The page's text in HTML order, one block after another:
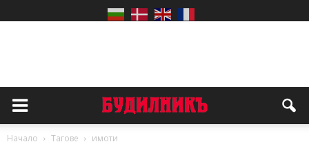
Начало Тагове имоти